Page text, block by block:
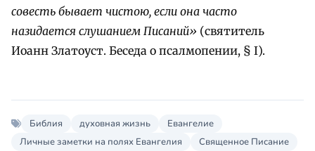
совесть бывает чистою, если она часто
назидается слушанием Писаний» (святитель
Иоанн Златоуст. Беседа о псалмопении, § I).
Библия духовная жизнь
Евангелие
Личные заметки на полях Евангелия
Священное Писание